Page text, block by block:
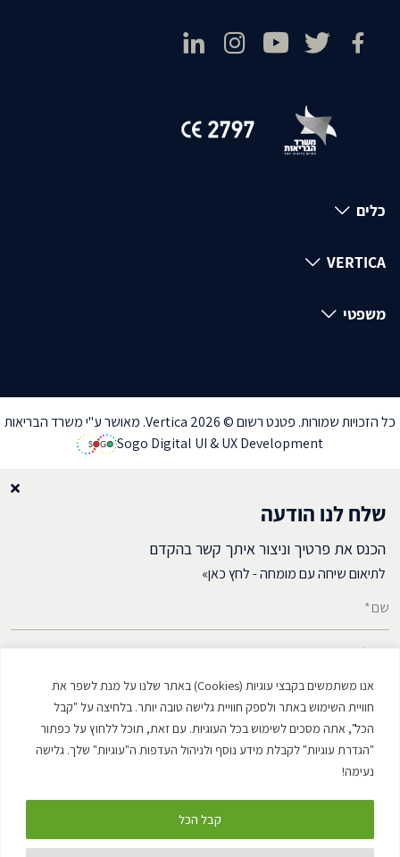
אנו משתמשים בקבצי עוגיות (Cookies) באתר שלנו על מנת לשפר את
חוויית השימוש באתר ולספק חוויית גלישה טובה יותר. בלחיצה על "קבל
הכל", אתה מסכים לשימוש בכל העוגיות. עם זאת, תוכל ללחוץ על כפתור
"הגדרת עוגיות" לקבלת מידע נוסף ולניהול העדפות ה"עוגיות" שלך. גלישה
נעימה!
קבל הכל
כלים
VERTICA
משפטי
כל הזכויות שמורות. פטנט רשום © Vertica 2026. מאושר ע"י משרד הבריאות
Sogo Digital UI & UX Development
שלח לנו הודעה
הכנס את פרטיך וניצור איתך קשר בהקדם
לתיאום שיחה עם מומחה - לחץ כאן»
שם*
דואל*
כל הזכויות שמורות. פטנט רשום © Vertica 2026. מאושר ע"י משרד